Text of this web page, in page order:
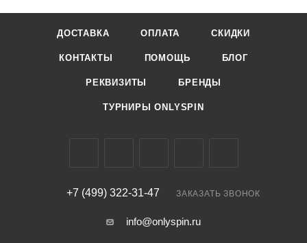
ДОСТАВКА ОПЛАТА СКИДКИ
КОНТАКТЫ ПОМОЩЬ БЛОГ
РЕКВИЗИТЫ БРЕНДЫ
ТУРНИРЫ ONLYSPIN
+7 (499) 322-31-47 ЗАКАЗАТЬ ЗВОНОК
info@onlyspin.ru